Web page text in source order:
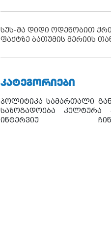
სუს-მა დიდი ოდენობით
ფაქტზე ბათუმის მერიის
ᲙᲐᲢᲔᲒᲝᲠᲘᲔᲑᲘ
პოლიტიკა სამართალი
საზოგადოება
კულტურა
ინტერვიუ